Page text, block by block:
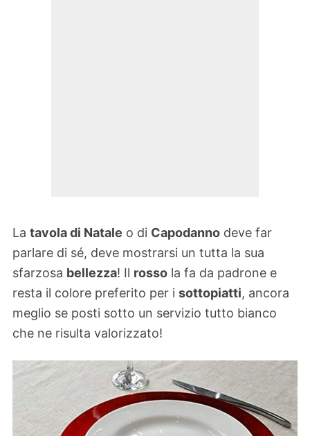
La tavola di Natale o di Capodanno deve far
parlare di sé, deve mostrarsi un tutta la sua
sfarzosa bellezza! Il rosso la fa da padrone e
resta il colore preferito per i sottopiatti, ancora
meglio se posti sotto un servizio tutto bianco
che ne risulta valorizzato!